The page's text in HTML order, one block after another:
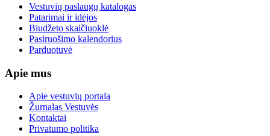
Vestuvių paslaugų katalogas
Patarimai ir idėjos
Biudžeto skaičiuoklė
Pasiruošimo kalendorius
Parduotuvė
Apie mus
Apie vestuvių portalą
Žurnalas Vestuvės
Kontaktai
Privatumo politika